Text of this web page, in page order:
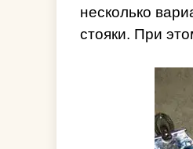
несколько
стояки. При